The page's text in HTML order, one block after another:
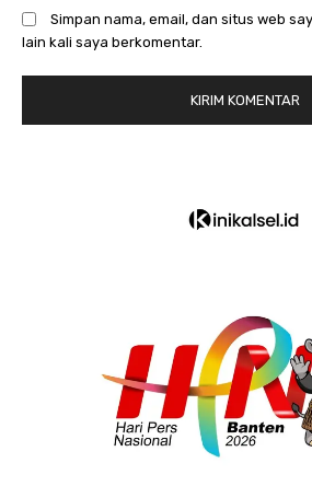
Simpan nama, email, dan situs web
lain kali saya berkomentar.